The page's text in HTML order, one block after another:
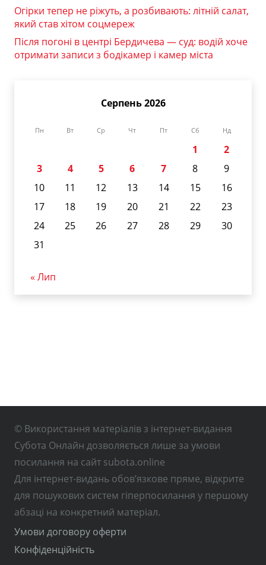
Огірки тепер не ріжуть, а розбивають: літній салат,
який став хітом соцмереж
Після погоні в центрі Бердичева — суд: водій хоче
отримати записи з бодікамер і камер міста
Серпень 2026
Пн Вт Ср Чт Пт Сб Нд
1
2
3
4 5 6 7 8
9
10
11 12 13 14 15
16
17
18 19 20 21 22
23
24
25 26 27 28 29
30
31
« Лип
© Використання матеріалів з інтернет-видання
Субота Онлайн дозволяється лише за умови
посилання на сайт subota.online
Для інтернет-видань обов’язкове пряме, відкрите
для пошукових систем гіперпосилання у першому
абзаці на конкретний матеріал.
Умови договору оферти
Конфіденційність